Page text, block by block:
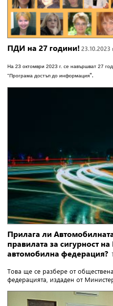
ПДИ на 27 години! 23.10.2023
На 23 октомври 2023 г. се навършват 27
"Програма достъп до информация".
Прилага ли
правилата за сигурност
автомобилна федерация?
Това ще се разбере от
федерацията, издаден от